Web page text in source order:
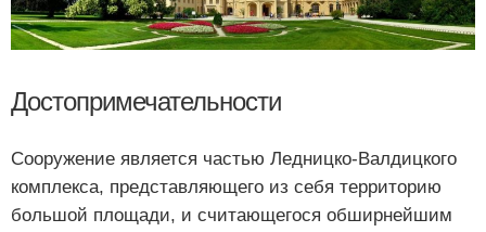
Достопримечательности
Сооружение является частью Ледницко-Валдицкого
комплекса, представляющего из себя территорию
большой площади, и считающегося обширнейшим